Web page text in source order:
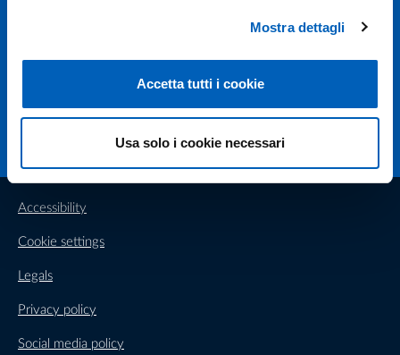
Mostra dettagli
Accetta tutti i cookie
Usa solo i cookie necessari
FacebookInstagramTikTok X LinkedinYoutubeFlickr
Accessibility
Cookie settings
Legals
Privacy policy
Social media policy